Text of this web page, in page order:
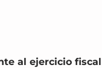
al ejercicio fiscal